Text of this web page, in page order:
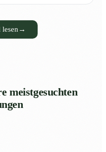
→
meistgesuchten